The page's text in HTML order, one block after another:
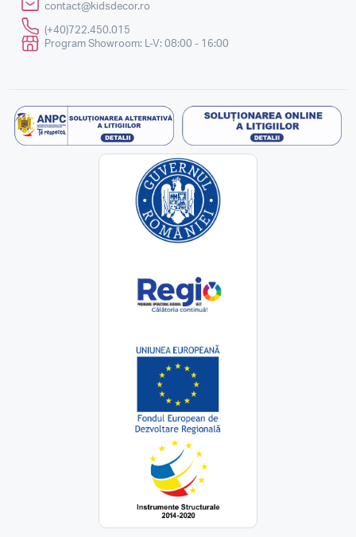
contact@kidsdecor.ro
(+40)722.450.015
Program Showroom: L-V: 08:00 - 16:00